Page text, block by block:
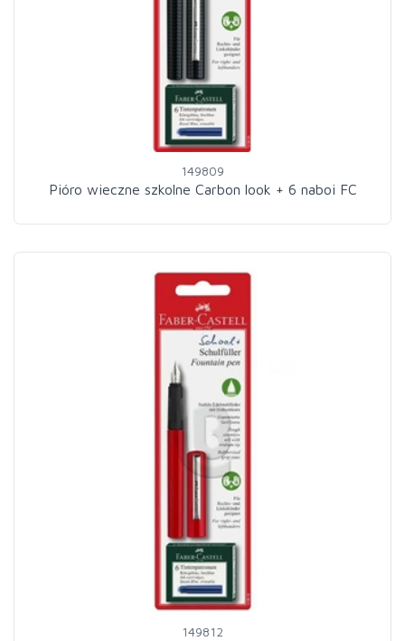
149809
Pióro wieczne szkolne Carbon look + 6 naboi FC
149812